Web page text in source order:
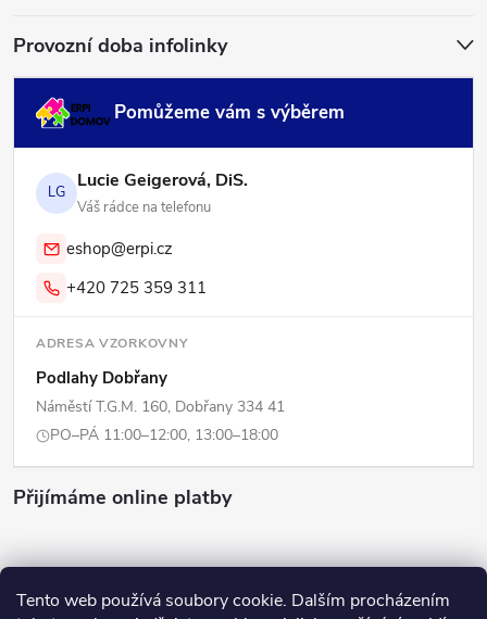
Tento web používá soubory cookie. Dalším procházením
Provozní doba infolinky
Pomůžeme vám s výběrem
LG Lucie Geigerová, DiS.
Váš rádce na telefonu
eshop@erpi.cz
+420 725 359 311
ADRESA VZORKOVNY
Podlahy Dobřany
Náměstí T.G.M. 160, Dobřany 334 41
PO–PÁ 11:00–12:00, 13:00–18:00
Přijímáme online platby